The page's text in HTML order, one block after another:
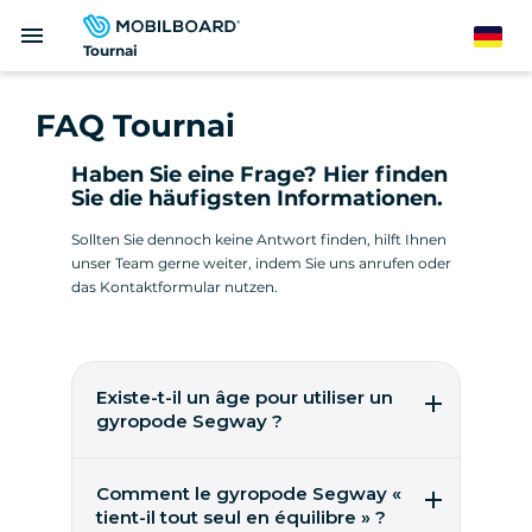
zum
Tournai
menu German
FAQ Tournai
Haben Sie eine Frage? Hier finden
Sie die häufigsten Informationen.
Sollten Sie dennoch keine Antwort finden, hilft Ihnen
unser Team gerne weiter, indem Sie uns anrufen oder
das Kontaktformular nutzen.
Existe-t-il un âge pour utiliser un
gyropode Segway ?
und 118 kg wiegen. Dies sind die weltweiten
Comment le gyropode Segway «
tient-il tout seul en équilibre » ?